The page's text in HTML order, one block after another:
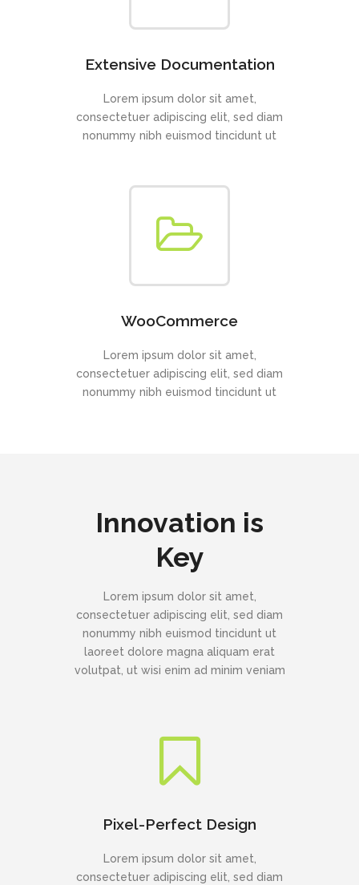
Extensive Documentation
Lorem ipsum dolor sit amet,
consectetuer adipiscing elit, sed diam
nonummy nibh euismod tincidunt ut
WooCommerce
Lorem ipsum dolor sit amet,
consectetuer adipiscing elit, sed diam
nonummy nibh euismod tincidunt ut
Innovation is
Key
Lorem ipsum dolor sit amet,
consectetuer adipiscing elit, sed diam
nonummy nibh euismod tincidunt ut
laoreet dolore magna aliquam erat
volutpat, ut wisi enim ad minim veniam
Pixel-Perfect Design
Lorem ipsum dolor sit amet,
consectetuer adipiscing elit, sed diam